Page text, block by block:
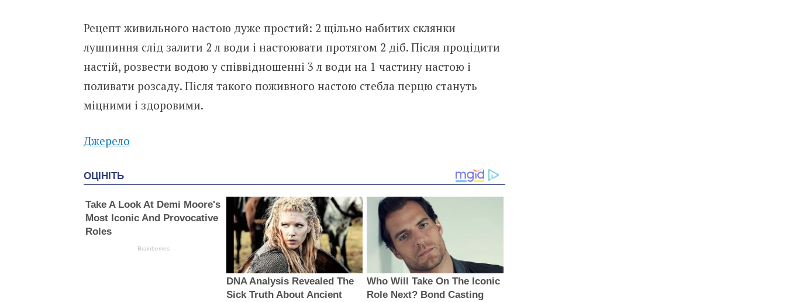
Рецепт живильного настою дуже простий: 2 щільно набитих склянки
лушпиння слід залити 2 л води і настоювати протягом 2 діб. Після процідити
настій, розвести водою у співвідношенні 3 л води на 1 частину настою і
поливати розсаду. Після такого поживного настою стебла перцю стануть
міцними і здоровими.
Джерело